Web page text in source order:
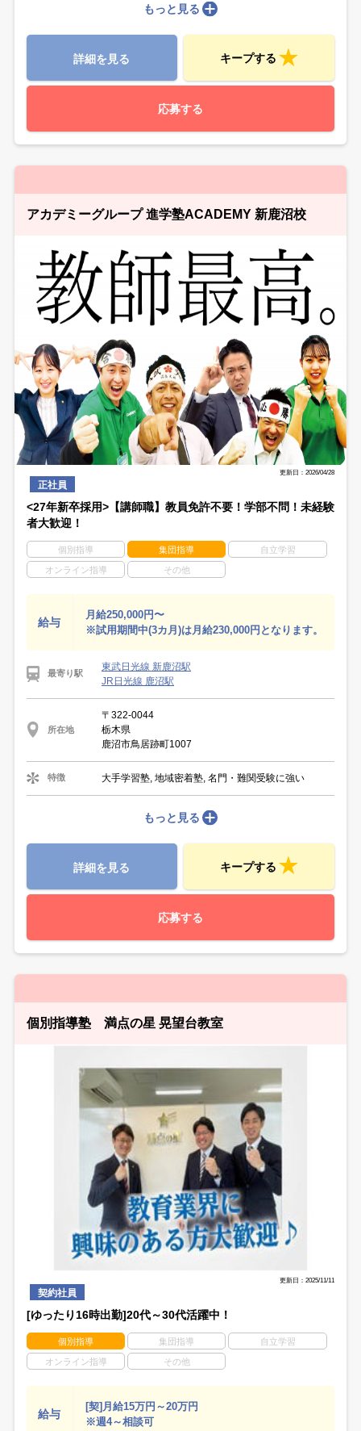
もっと見る
詳細を見る キープする
応募する
アカデミーグループ 進学塾ACADEMY 新鹿沼校
更新日：2026/04/28
正社員
<27年新卒採用>【講師職】教員免許不要！学部不問！未経験
者大歓迎！
個別指導 集団指導 自立学習
オンライン指導 その他
給与
月給250,000円〜
※試用期間中(3カ月)は月給230,000円となります。
最寄り駅
東武日光線 新鹿沼駅
JR日光線 鹿沼駅
所在地
〒322-0044
栃木県
鹿沼市鳥居跡町1007
特徴 大手学習塾, 地域密着塾, 名門・難関受験に強い
もっと見る
詳細を見る キープする
応募する
個別指導塾 満点の星 晃望台教室
更新日：2025/11/11
契約社員
[ゆったり16時出勤]20代～30代活躍中！
個別指導 集団指導 自立学習
オンライン指導 その他
給与
[契]月給15万円～20万円
※週4～相談可